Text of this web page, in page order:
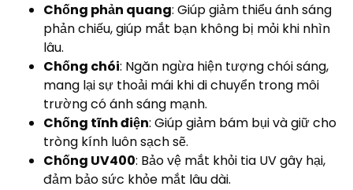
Chống phản quang: Giúp giảm thiểu ánh sáng
phản chiếu, giúp mắt bạn không bị mỏi khi nhìn
lâu.
Chống chói: Ngăn ngừa hiện tượng chói sáng,
mang lại sự thoải mái khi di chuyển trong môi
trường có ánh sáng mạnh.
Chống tĩnh điện: Giúp giảm bám bụi và giữ cho
tròng kính luôn sạch sẽ.
Chống UV400: Bảo vệ mắt khỏi tia UV gây hại,
đảm bảo sức khỏe mắt lâu dài.